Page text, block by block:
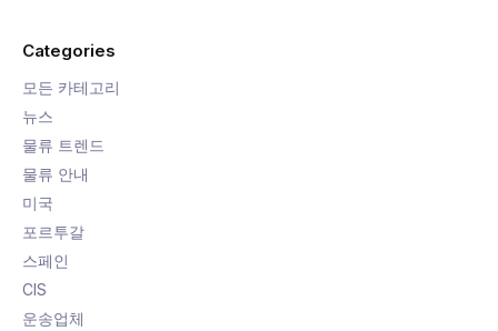
Categories
모든 카테고리
뉴스
물류 트렌드
물류 안내
미국
포르투갈
스페인
CIS
운송업체